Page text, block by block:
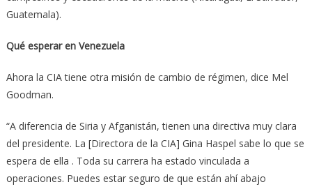
Guatemala).
Qué esperar en Venezuela
Ahora la CIA tiene otra misión de cambio de régimen, dice Mel
Goodman.
“A diferencia de Siria y Afganistán, tienen una directiva muy clara
del presidente. La [Directora de la CIA] Gina Haspel sabe lo que se
espera de ella . Toda su carrera ha estado vinculada a
operaciones. Puedes estar seguro de que están ahí abajo